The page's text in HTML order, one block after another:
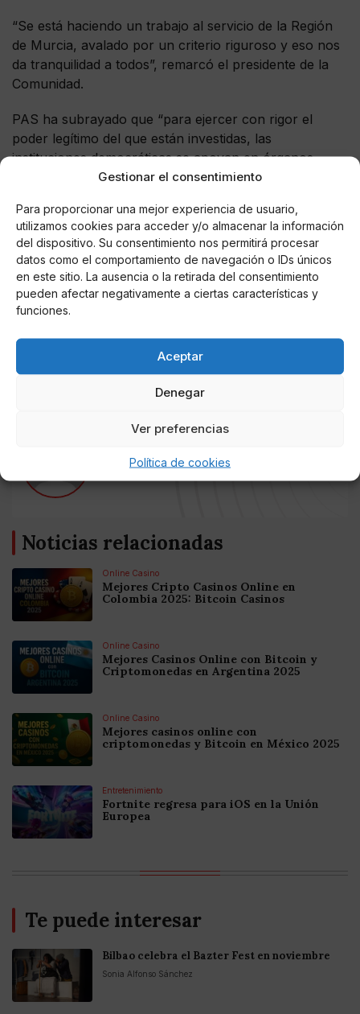
Gestionar el consentimiento
Para proporcionar una mejor experiencia de usuario,
utilizamos cookies para acceder y/o almacenar la información
del dispositivo. Su consentimiento nos permitirá procesar
datos como el comportamiento de navegación o IDs únicos
en este sitio. La ausencia o la retirada del consentimiento
pueden afectar negativamente a ciertas características y
funciones.
Aceptar
Denegar
Ver preferencias
Política de cookies
“Se está haciendo un trabajo al servicio de la Región
de Murcia, avalado por un criterio riguroso y eso nos
da tranquilidad a todos”, remarcó el presidente de la
Comunidad.
PAS ha subrayado que “para ejercer con rigor el
poder legítimo del que están investidas, las
instituciones democráticas se apoyan en órganos
como el Consejo Jurídico de la Región de Murcia que
prestigiosa, que ayuda al Gobierno y a las
administraciones públicas en la toma de decisiones”.
Según recoge la Memoria del Consejo Jurídico, el
número de dictámenes y otros acuerdos se elevó a
401 el pasado año. Además, las solicitudes y
pueden pedir tanto la Administración regional como
los ayuntamientos, también se incrementaron.
Tamara Sánchez
Noticias relacionadas
Online Casino
Mejores Cripto Casinos Online en
Colombia 2025: Bitcoin Casinos
Online Casino
Mejores Casinos Online con Bitcoin y
Criptomonedas en Argentina 2025
Online Casino
Mejores casinos online con
criptomonedas y Bitcoin en México 2025
Entretenimiento
Fortnite regresa para iOS en la Unión
Europea
Te puede interesar
Bilbao celebra el Bazter Fest en noviembre
Sonia Alfonso Sánchez